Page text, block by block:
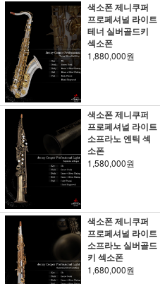
색소폰 제니쿠퍼
프로페셔널 라이트
테너 실버골드키
섹소폰
1,880,000원
색소폰 제니쿠퍼
프로페셔널 라이트
소프라노 엔틱 섹
소폰
1,580,000원
색소폰 제니쿠퍼
프로페셔널 라이트
소프라노 실버골드
키 섹소폰
1,680,000원